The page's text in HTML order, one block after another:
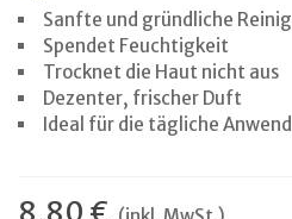
Sanfte und gründliche
Spendet Feuchtigkeit
Trocknet die Haut nicht aus
Dezenter, frischer Duft
Ideal für die tägliche